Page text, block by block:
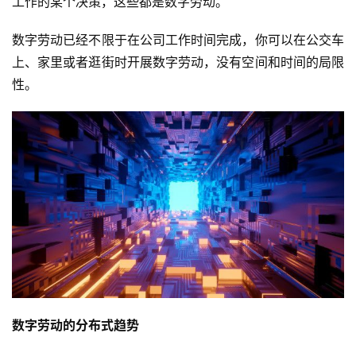
数字劳动已经不限于在公司工作时间完成，你可以在公交车
上、家里或者逛街时开展数字劳动，没有空间和时间的局限
性。
数字劳动的分布式趋势